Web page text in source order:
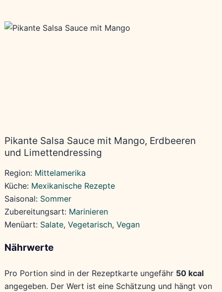
Pikante Salsa Sauce mit Mango, Erdbeeren
und Limettendressing
Region: Mittelamerika
Küche: Mexikanische Rezepte
Saisonal: Sommer
Zubereitungsart: Marinieren
Menüart: Salate, Vegetarisch, Vegan
Nährwerte
Pro Portion sind in der Rezeptkarte ungefähr 50 kcal
angegeben. Der Wert ist eine Schätzung und hängt von